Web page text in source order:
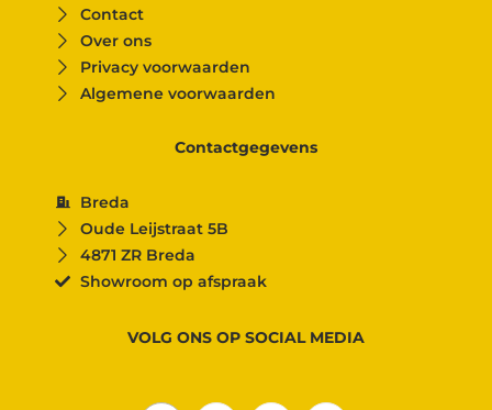
Contact
Over ons
Privacy voorwaarden
Algemene voorwaarden
Contactgegevens
Breda
Oude Leijstraat 5B
4871 ZR Breda
Showroom op afspraak
VOLG ONS OP SOCIAL MEDIA